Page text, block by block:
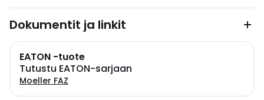
Dokumentit ja linkit
EATON -tuote
Tutustu EATON-sarjaan
Moeller FAZ